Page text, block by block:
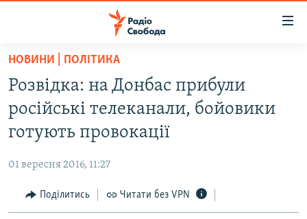
Перейти
основного
матеріалу
Перейти
до
основної
навігації
Перейти
до
РАДІО СВОБОДА – 70 РОКІВ
ВСЕ ЗА ДОБУ
СТАТТІ
ЕКОНОМІКА
СУСПІЛЬСТВО
РОСІЙСЬКА «ФІЛЬТРАЦІЯ»
ДОНБАС.РЕАЛІЇ
НОВИНИ | ПОЛІТИКА
Розвідка: на Донбас прибули
російські телеканали, бойовики
готують провокації
01 вересня 2016, 11:27
Поділитись Читати без VPN